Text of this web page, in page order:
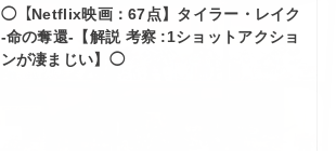
◯【Netflix映画：67点】タイラー・レイク
-命の奪還-【解説 考察 :1ショットアクショ
ンが凄まじい】◯